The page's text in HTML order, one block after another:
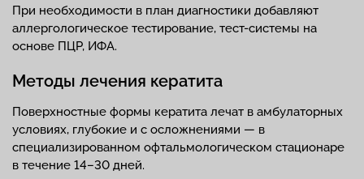
При необходимости в план диагностики добавляют
аллергологическое тестирование, тест-системы на
основе ПЦР, ИФА.
Методы лечения кератита
Поверхностные формы кератита лечат в амбулаторных
условиях, глубокие и с осложнениями — в
специализированном офтальмологическом стационаре
в течение 14–30 дней.